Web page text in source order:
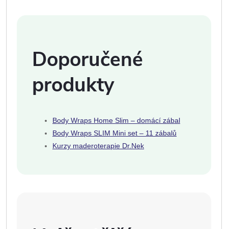
Doporučené
produkty
Body Wraps Home Slim – domácí zábal
Body Wraps SLIM Mini set – 11 zábalů
Kurzy maderoterapie Dr.Nek